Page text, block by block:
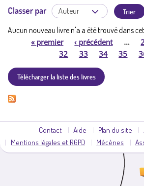
Classer par
Aucun nouveau livre n'a a été trouvé dans
a
g
s
«premier ‹ précédent …
32
33 34 35
Télécharger la liste des livres
Contact Aide Plan du site
Mentions légales et RGPD
Mécènes